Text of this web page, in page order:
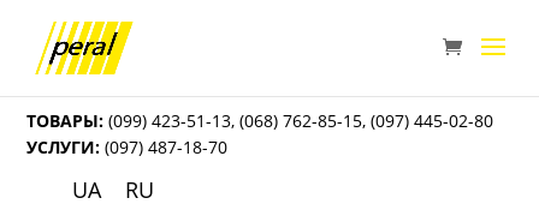
ТОВАРЫ: (099) 423-51-13,(068) 762-85-15,(097) 445-02-80
УСЛУГИ: (097) 487-18-70
UA RU